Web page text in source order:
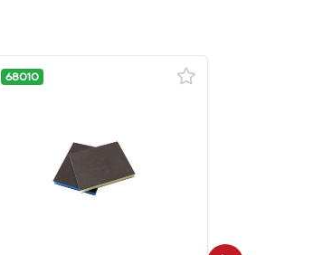
68010